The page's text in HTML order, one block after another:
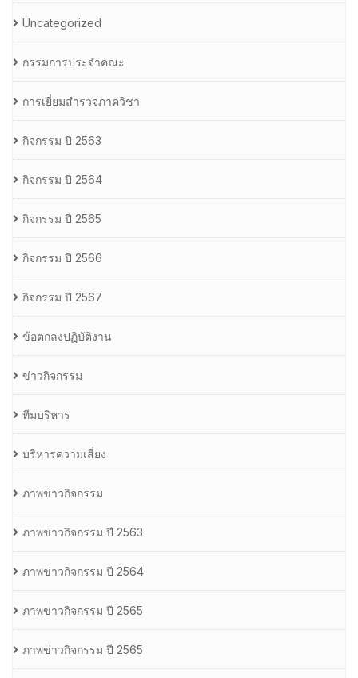
Uncategorized
กรรมการประจำคณะ
การเยี่ยมสำรวจภาควิชา
กิจกรรม ปี 2563
กิจกรรม ปี 2564
กิจกรรม ปี 2565
กิจกรรม ปี 2566
กิจกรรม ปี 2567
ข้อตกลงปฏิบัติงาน
ข่าวกิจกรรม
ทีมบริหาร
บริหารความเสี่ยง
ภาพข่าวกิจกรรม
ภาพข่าวกิจกรรม ปี 2563
ภาพข่าวกิจกรรม ปี 2564
ภาพข่าวกิจกรรม ปี 2565
ภาพข่าวกิจกรรม ปี 2565